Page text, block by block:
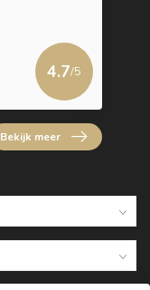
4.7/5
Bekijk meer